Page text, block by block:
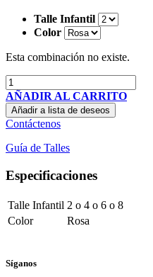
Talle Infantil
Color
Esta combinación no existe.
AÑADIR AL CARRITO
Añadir a lista de deseos
Contáctenos
Guía de Talles
Especificaciones
Talle Infantil 2 o 4 o 6 o 8
Color
Rosa
Síganos